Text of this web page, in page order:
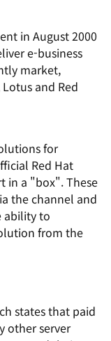
in August 2000
e-business
market,
and Red
for
Red Hat
in a "box". These
the channel and
ability to
from the
states that paid
other server